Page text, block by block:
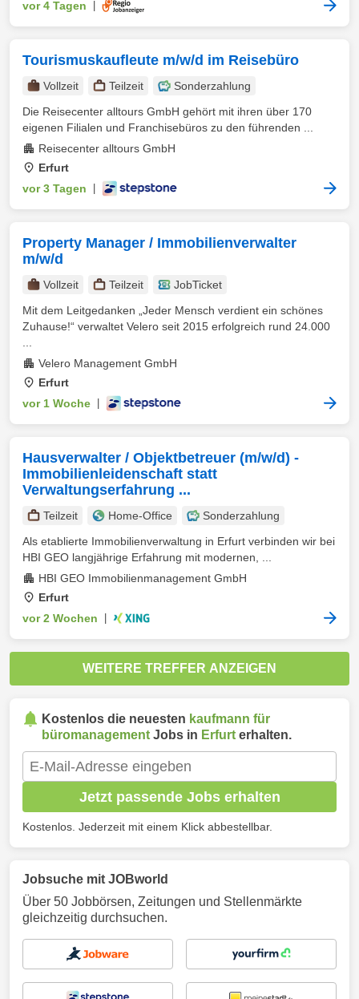
vor 4 Tagen
Tourismuskaufleute m/w/d im Reisebüro
Vollzeit Teilzeit
Sonderzahlung
Die Reisecenter alltours GmbH gehört mit ihren über 170
eigenen Filialen und Franchisebüros zu den führenden ...
Reisecenter alltours GmbH
Erfurt
vor 3 Tagen
Property Manager / Immobilienverwalter
m/w/d
Vollzeit Teilzeit
JobTicket
Mit dem Leitgedanken „Jeder Mensch verdient ein schönes
Zuhause!“ verwaltet Velero seit 2015 erfolgreich rund 24.000
Velero Management GmbH
Erfurt
vor 1 Woche
Hausverwalter / Objektbetreuer (m/w/d) -
Immobilienleidenschaft statt
Verwaltungserfahrung ...
Teilzeit Home-Office
Sonderzahlung
Als etablierte Immobilienverwaltung in Erfurt verbinden wir bei
HBI GEO langjährige Erfahrung mit modernen, ...
HBI GEO Immobilienmanagement GmbH
Erfurt
vor 2 Wochen
WEITERE TREFFER ANZEIGEN
Kostenlos die neuesten kaufmann für
büromanagement Jobs in Erfurt erhalten.
Jetzt passende Jobs erhalten
Kostenlos. Jederzeit mit einem Klick abbestellbar.
Jobsuche mit JOBworld
Über 50 Jobbörsen, Zeitungen und Stellenmärkte
gleichzeitig durchsuchen.